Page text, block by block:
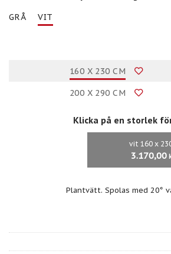
GRÅ VIT
160 X 230 CM
200 X 290 CM
Klicka på en storlek
vit 160 x
3.170,00
Plantvätt. Spolas med 20°